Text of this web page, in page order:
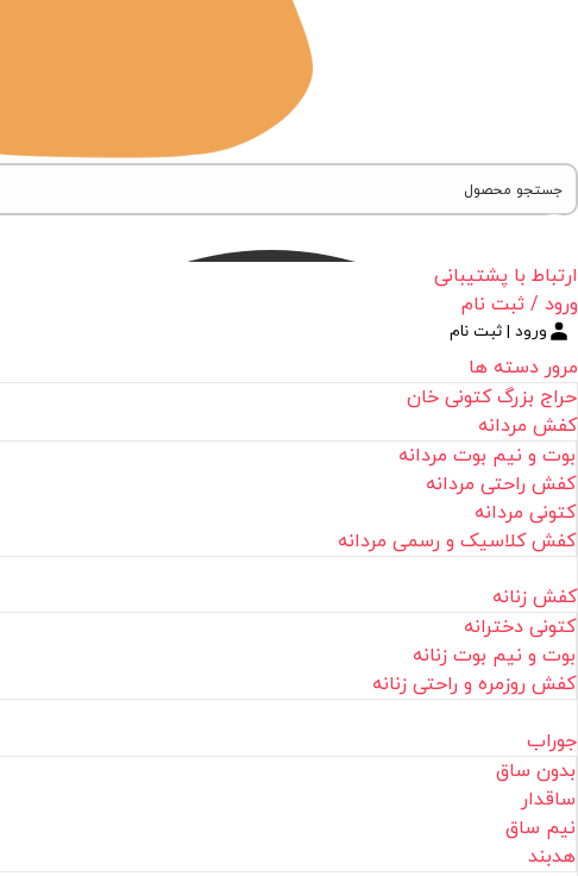
ارتباط با پشتیبانی
ورود / ثبت نام
ورود | ثبت نام
مرور دسته ها
حراج بزرگ کتونی خان
کفش مردانه
بوت و نیم بوت مردانه
کفش راحتی مردانه
کتونی مردانه
کفش کلاسیک و رسمی مردانه
کفش زنانه
کتونی دخترانه
بوت و نیم بوت زنانه
کفش روزمره و راحتی زنانه
جوراب
بدون ساق
ساقدار
نیم ساق
هدبند